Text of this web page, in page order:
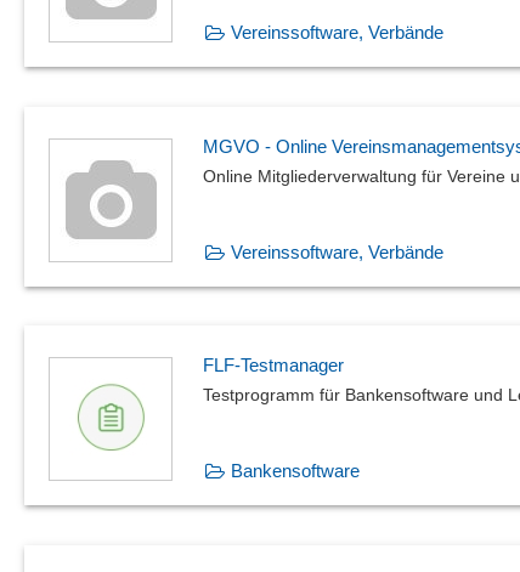
Vereinssoftware, Verbände
MGVO - Online
Online Mitgliederverwaltung für Vereine
Vereinssoftware, Verbände
FLF-Testmanager
Testprogramm für Bankensoftware und
Bankensoftware